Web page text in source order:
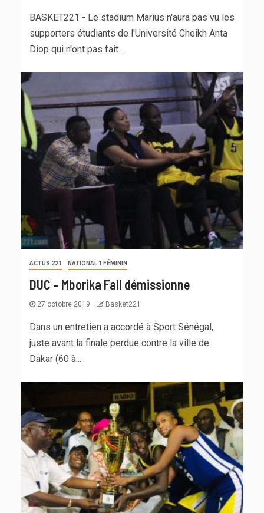
BASKET221 - Le stadium Marius n'aura pas vu les
supporters étudiants de l'Université Cheikh Anta
Diop qui n'ont pas fait...
ACTUS 221 NATIONAL 1 FÉMININ
DUC – Mborika Fall démissionne
27 octobre 2019 Basket221
Dans un entretien a accordé à Sport Sénégal,
juste avant la finale perdue contre la ville de
Dakar (60 à...